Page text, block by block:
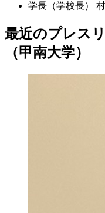
学長（学校長）
最近のプレス
（甲南大学）